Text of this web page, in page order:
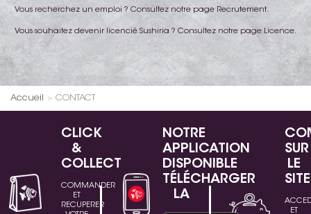
Vous recherchez un emploi ? Consultez notre page Recrutement.
Vous souhaitez devenir licencié Sushiria ? Consultez notre page Licence.
Accueil CONTACT
CLICK
&
COLLECT
COMMANDER
ET
RECUPERER
NOTRE
APPLICATION
DISPONIBLE
TÉLÉCHARGER
LA
SUR
LE
SITE
ET